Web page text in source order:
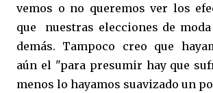
vemos o no queremos ver los
que nuestras elecciones de
demás. Tampoco creo que
aún el "para presumir hay que
menos lo hayamos suavizado un